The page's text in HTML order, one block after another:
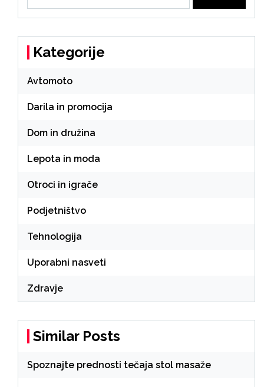
Kategorije
Avtomoto
Darila in promocija
Dom in družina
Lepota in moda
Otroci in igrače
Podjetništvo
Tehnologija
Uporabni nasveti
Zdravje
Similar Posts
Spoznajte prednosti tečaja stol masaže